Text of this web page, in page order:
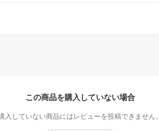
この商品を購入していない場合
入していない商品にはレビューを投稿できません。